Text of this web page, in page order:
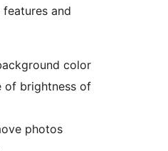
and
color
of brightness of
photos